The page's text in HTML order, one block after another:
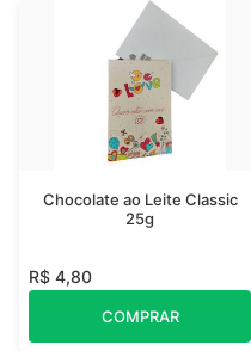
Chocolate ao Leite Classic
25g
R$ 4,80
COMPRAR